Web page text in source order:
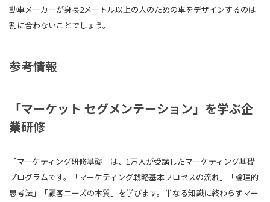
動車メーカーが身長2メートル以上の人のための車をデザインするのは
割に合わないことでしょう。
参考情報
「マーケット セグメンテーション」を学ぶ企
業研修
「マーケティング研修基礎」は、1万人が受講したマーケティング基礎
プログラムです。「マーケティング戦略基本プロセスの流れ」「論理的
思考法」「顧客ニーズの本質」を学びます。単なる知識に終わらずマー